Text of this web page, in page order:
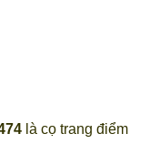
là cọ trang điểm